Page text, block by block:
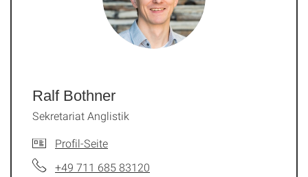
Ralf Bothner
Sekretariat Anglistik
Profil-Seite
+49 711 685 83120